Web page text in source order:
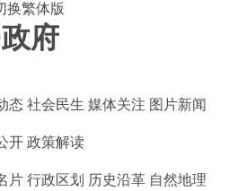
换繁体版
态 社会民生 媒体关注 图片新闻
开 政策解读
片 行政区划 历史沿革 自然地理